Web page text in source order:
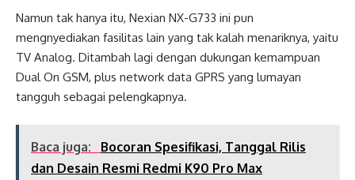
Namun tak hanya itu, Nexian NX-G733 ini pun
mengnyediakan fasilitas lain yang tak kalah menariknya, yaitu
TV Analog. Ditambah lagi dengan dukungan kemampuan
Dual On GSM, plus network data GPRS yang lumayan
tangguh sebagai pelengkapnya.
Baca juga:
Bocoran Spesifikasi, Tanggal Rilis
dan Desain Resmi Redmi K90 Pro Max